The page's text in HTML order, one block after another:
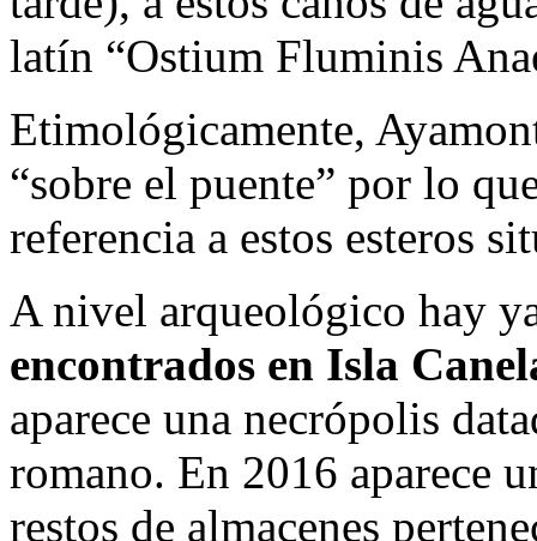
latín “Ostium Fluminis
Etimológicamente,
“sobre el puente” por lo
referencia a estos esteros
A nivel arqueológico hay
encontrados en Isla
aparece una necrópolis
romano. En 2016 aparece
restos de almacenes